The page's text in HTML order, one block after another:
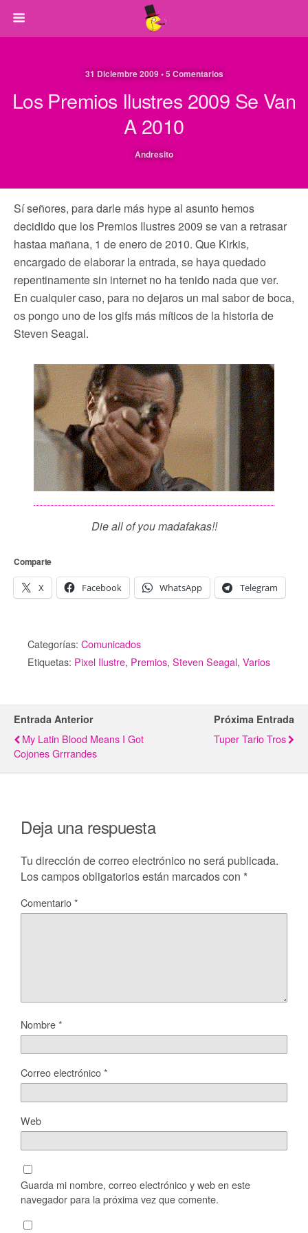
31 Diciembre 2009 • 5 Comentarios
Los Premios Ilustres 2009 Se Van
A 2010
Andresito
Sí señores, para darle más hype al asunto hemos
decidido que los Premios Ilustres 2009 se van a retrasar
hastaa mañana, 1 de enero de 2010. Que Kirkis,
encargado de elaborar la entrada, se haya quedado
repentinamente sin internet no ha tenido nada que ver.
En cualquier caso, para no dejaros un mal sabor de boca,
os pongo uno de los gifs más míticos de la historia de
Steven Seagal.
Die all of you madafakas!!
Comparte
X Facebook WhatsApp Telegram
Categorías: Comunicados
Etiquetas: Pixel Ilustre, Premios, Steven Seagal, Varios
Entrada Anterior
My Latin Blood Means I Got
Cojones Grrrandes
Próxima Entrada
Tuper Tario Tros
Deja una respuesta
Tu dirección de correo electrónico no será publicada.
Los campos obligatorios están marcados con *
Comentario*
Nombre*
Correo electrónico*
Web
Guarda mi nombre, correo electrónico y web en este
navegador para la próxima vez que comente.